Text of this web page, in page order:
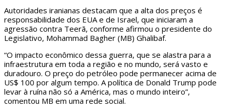
Autoridades iranianas destacam que a alta dos preços é
responsabilidade dos EUA e de Israel, que iniciaram a
agressão contra Teerã, conforme afirmou o presidente do
Legislativo, Mohammad Bagher (MB) Ghalibaf.
“O impacto econômico dessa guerra, que se alastra para a
infraestrutura em toda a região e no mundo, será vasto e
duradouro. O preço do petróleo pode permanecer acima de
US$ 100 por algum tempo. A política de Donald Trump pode
levar à ruína não só a América, mas o mundo inteiro”,
comentou MB em uma rede social.